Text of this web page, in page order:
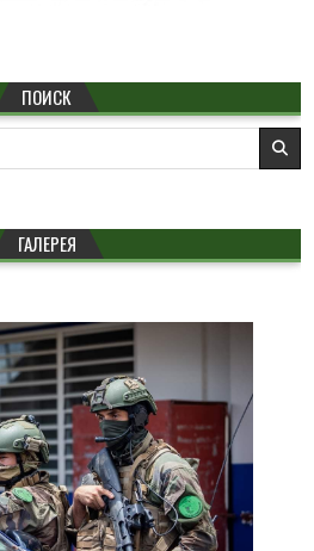
ПОИСК
ГАЛЕРЕЯ